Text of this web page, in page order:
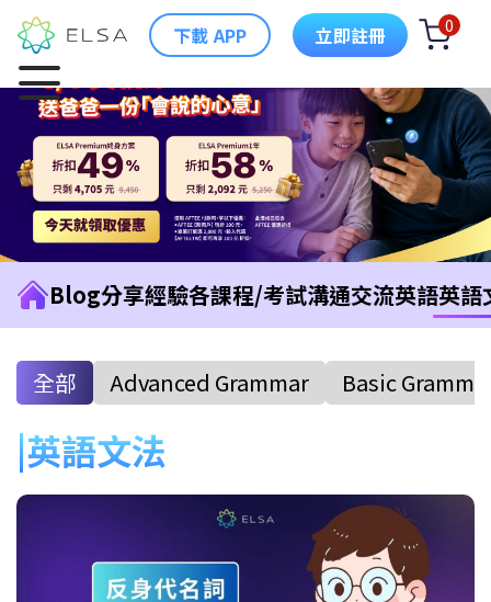
下載 APP 立即註冊 0
Blog分享經驗各課程/考試溝通交流英語英語
全部 Advanced Grammar Basic
英語文法